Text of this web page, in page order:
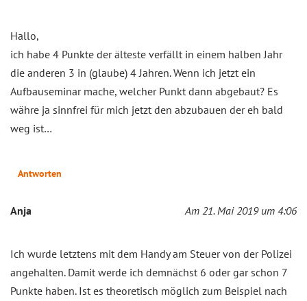
Hallo,
ich habe 4 Punkte der älteste verfällt in einem halben Jahr
die anderen 3 in (glaube) 4 Jahren. Wenn ich jetzt ein
Aufbauseminar mache, welcher Punkt dann abgebaut? Es
währe ja sinnfrei für mich jetzt den abzubauen der eh bald
weg ist…
Antworten
Anja Am 21. Mai 2019 um 4:06
Ich wurde letztens mit dem Handy am Steuer von der Polizei
angehalten. Damit werde ich demnächst 6 oder gar schon 7
Punkte haben. Ist es theoretisch möglich zum Beispiel nach